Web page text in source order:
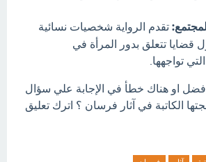
تقدم الرواية شخصيات نسائية
قضايا تتعلق بدور المرأة في
تواجهها.
افضل او هناك خطأ في الإجابة علي سؤال
الكاتبة في آثار فرسان ؟ اترك تعليق